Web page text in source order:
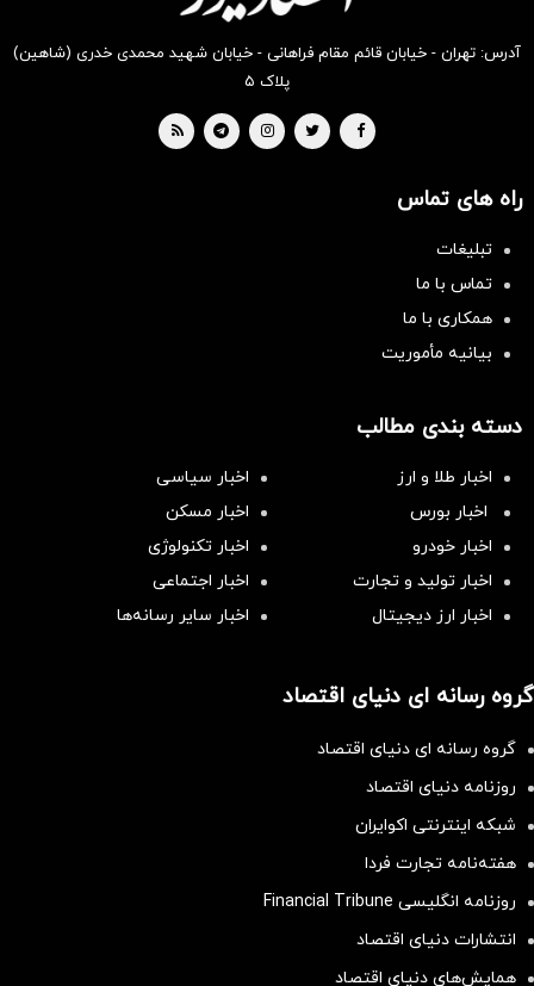
آدرس: تهران - خیابان قائم مقام فراهانی - خیابان شهید محمدی خدری (شاهین)
پلاک ۵
راه های تماس
تبلیغات
تماس با ما
همکاری با ما
بیانیه مأموریت
دسته بندی مطالب
اخبار طلا و ارز
اخبار سیاسی
اخبار بورس
اخبار مسکن
اخبار خودرو
اخبار تکنولوژی
اخبار تولید و تجارت
اخبار اجتماعی
اخبار ارز دیجیتال
اخبار سایر رسانه‌‌ها
گروه رسانه ای دنیای اقتصاد
گروه رسانه ای دنیای اقتصاد
روزنامه دنیای اقتصاد
شبکه اینترنتی اکوایران
هفته‌نامه تجارت فردا
روزنامه انگلیسی Financial Tribune
انتشارات دنیای اقتصاد
همایش‌های دنیای اقتصاد